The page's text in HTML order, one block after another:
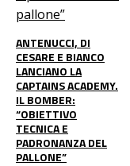
ANTENUCCI, DI
CESARE E BIANCO
LANCIANO LA
CAPTAINS ACADEMY.
IL BOMBER:
“OBIETTIVO
TECNICA E
PADRONANZA DEL
PALLONE”